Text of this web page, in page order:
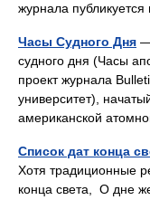
журнала
Часы Судного Дня —
судного дня (Часы
проект журнала
университет),
американской
Список дат конца
Хотя традиционные
конца света, О дне